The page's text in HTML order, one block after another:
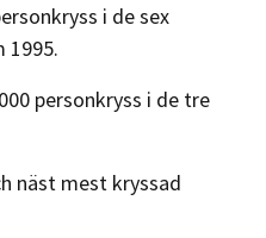
i de sex
1995.
personkryss i de tre
näst mest kryssad